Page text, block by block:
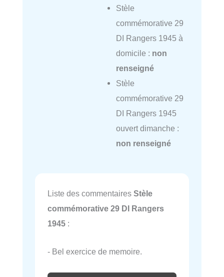
Stèle
commémorative 29
DI Rangers 1945 à
domicile : non
renseigné
Stèle
commémorative 29
DI Rangers 1945
ouvert dimanche :
non renseigné
Liste des commentaires Stèle
commémorative 29 DI Rangers
1945 :
- Bel exercice de memoire.